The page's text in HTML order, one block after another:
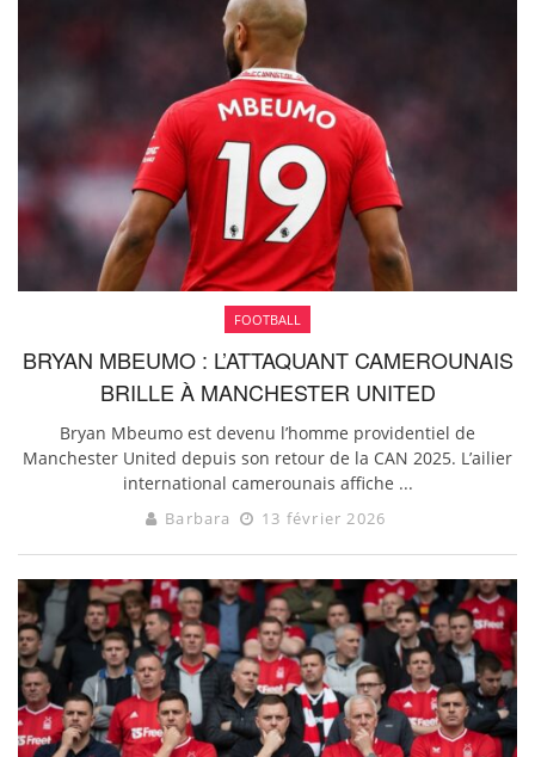
FOOTBALL
BRYAN MBEUMO : L’ATTAQUANT CAMEROUNAIS
BRILLE À MANCHESTER UNITED
Bryan Mbeumo est devenu l’homme providentiel de
Manchester United depuis son retour de la CAN 2025. L’ailier
international camerounais affiche ...
Barbara 13 février 2026